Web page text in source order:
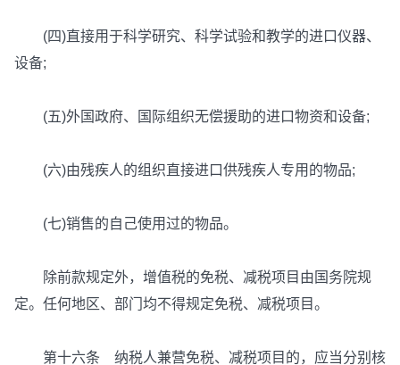
(四)直接用于科学研究、科学试验和教学的进口仪器、
设备;
(五)外国政府、国际组织无偿援助的进口物资和设备;
(六)由残疾人的组织直接进口供残疾人专用的物品;
(七)销售的自己使用过的物品。
除前款规定外，增值税的免税、减税项目由国务院规
定。任何地区、部门均不得规定免税、减税项目。
第十六条 纳税人兼营免税、减税项目的，应当分别核